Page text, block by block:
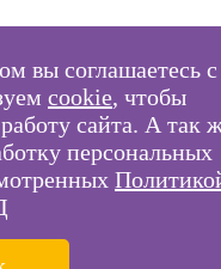
вы соглашаетесь с
cookie, чтобы
сайта. А так
персональных